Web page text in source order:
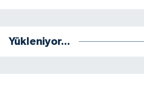
Yükleniyor...